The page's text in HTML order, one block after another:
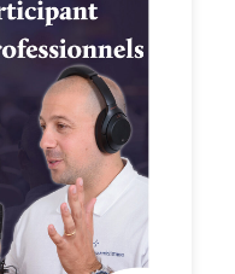
soutien. 🙏🏻 Si
des meilleurs
votre potentiel, vous
avec un expert de
bilan(
entretien-via-